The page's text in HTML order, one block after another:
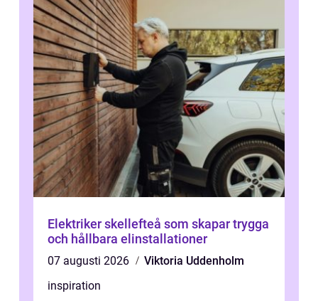
Elektriker skellefteå som skapar trygga
och hållbara elinstallationer
07 augusti 2026
Viktoria Uddenholm
inspiration